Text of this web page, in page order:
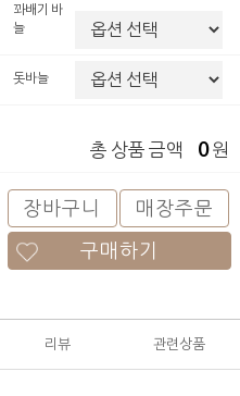
꽈배기 바
늘
돗바늘
총 상품 금액 0원
장바구니
매장주문
구매하기
리뷰 관련상품